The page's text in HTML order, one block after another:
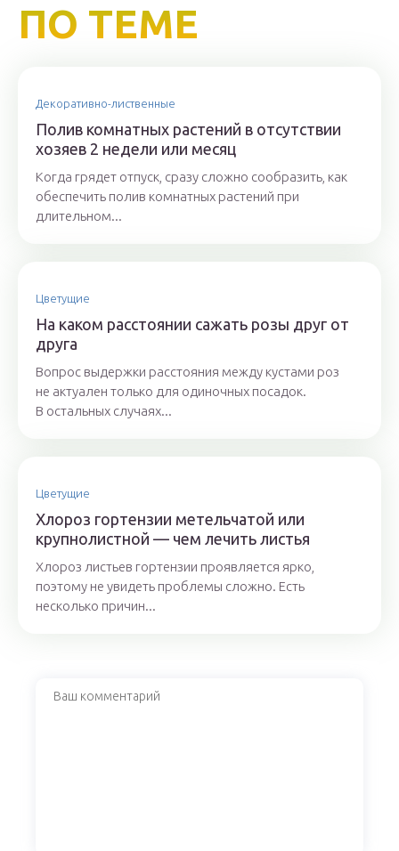
ПО ТЕМЕ
Декоративно-лиственные
Полив комнатных растений в отсутствии
хозяев 2 недели или месяц
Когда грядет отпуск, сразу сложно сообразить, как
обеспечить полив комнатных растений при
длительном...
Цветущие
На каком расстоянии сажать розы друг от
друга
Вопрос выдержки расстояния между кустами роз
не актуален только для одиночных посадок.
В остальных случаях...
Цветущие
Хлороз гортензии метельчатой или
крупнолистной — чем лечить листья
Хлороз листьев гортензии проявляется ярко,
поэтому не увидеть проблемы сложно. Есть
несколько причин...